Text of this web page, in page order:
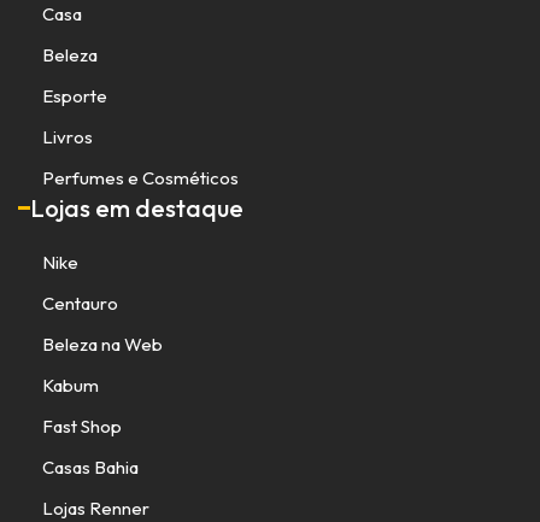
Casa
Beleza
Esporte
Livros
Perfumes e Cosméticos
Lojas em destaque
Nike
Centauro
Beleza na Web
Kabum
Fast Shop
Casas Bahia
Lojas Renner